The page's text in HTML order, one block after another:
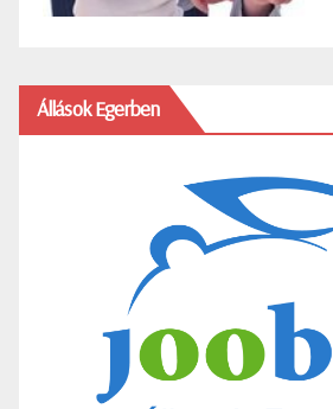
Állások Egerben